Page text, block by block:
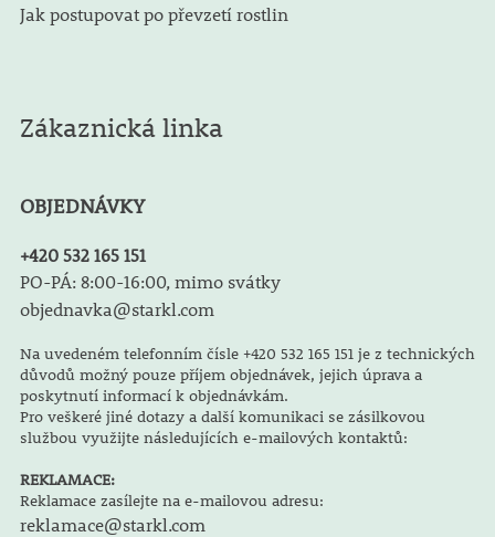
Jak postupovat po převzetí rostlin
Zákaznická linka
OBJEDNÁVKY
+420 532 165 151
PO-PÁ: 8:00-16:00, mimo svátky
objednavka@starkl.com
Na uvedeném telefonním čísle +420 532 165 151 je z technických
důvodů možný pouze příjem objednávek, jejich úprava a
poskytnutí informací k objednávkám.
Pro veškeré jiné dotazy a další komunikaci se zásilkovou
službou využijte následujících e-mailových kontaktů:
REKLAMACE:
Reklamace zasílejte na e-mailovou adresu:
reklamace@starkl.com